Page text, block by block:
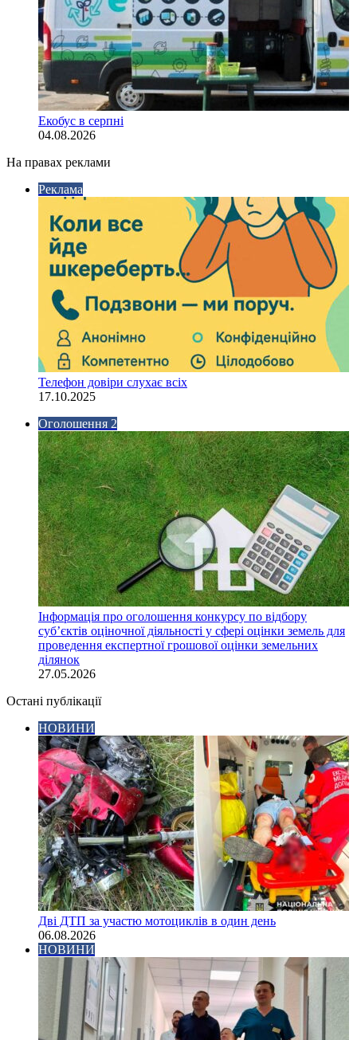
Екобус в серпні
04.08.2026
На правах реклами
Реклама
Телефон довіри слухає всіх
17.10.2025
Оголошення 2
Інформація про оголошення конкурсу по відбору
суб’єктів оціночної діяльності у сфері оцінки земель для
проведення експертної грошової оцінки земельних
ділянок
27.05.2026
Остані публікації
НОВИНИ
Дві ДТП за участю мотоциклів в один день
06.08.2026
НОВИНИ